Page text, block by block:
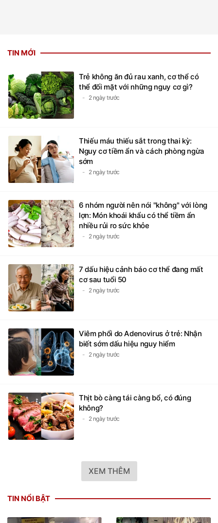
TIN MỚI
Trẻ không ăn đủ rau xanh, cơ thể có
thể đối mặt với những nguy cơ gì?
2 ngày trước
Thiếu máu thiếu sắt trong thai kỳ:
Nguy cơ tiềm ẩn và cách phòng ngừa
sớm
2 ngày trước
6 nhóm người nên nói "không" với lòng
lợn: Món khoái khẩu có thể tiềm ẩn
nhiều rủi ro sức khỏe
2 ngày trước
7 dấu hiệu cảnh báo cơ thể đang mất
cơ sau tuổi 50
2 ngày trước
Viêm phổi do Adenovirus ở trẻ: Nhận
biết sớm dấu hiệu nguy hiểm
2 ngày trước
Thịt bò càng tái càng bổ, có đúng
không?
2 ngày trước
XEM THÊM
TIN NỔI BẬT